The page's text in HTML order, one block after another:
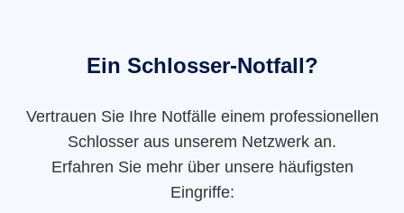
Ein Schlosser-Notfall?
Vertrauen Sie Ihre Notfälle einem professionellen
Schlosser aus unserem Netzwerk an.
Erfahren Sie mehr über unsere häufigsten
Eingriffe: